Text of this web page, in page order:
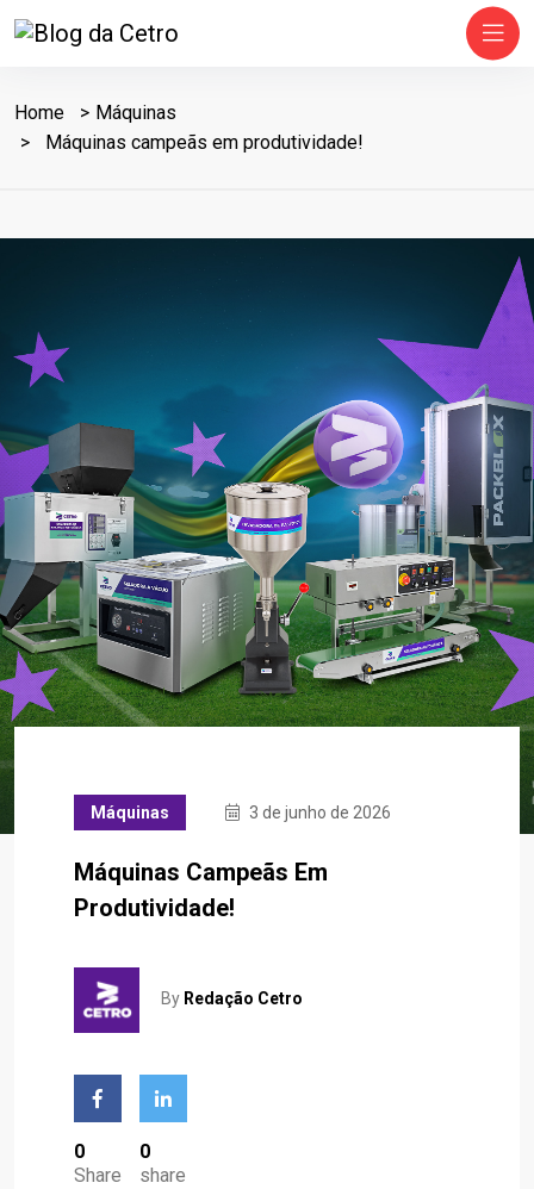
Home
Máquinas
Máquinas campeãs em produtividade!
Máquinas 3 de junho de 2026
Máquinas Campeãs Em
Produtividade!
By Redação Cetro
0
Share
0
share